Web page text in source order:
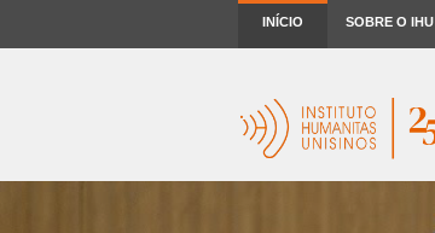
INÍCIO SOBRE O IHU